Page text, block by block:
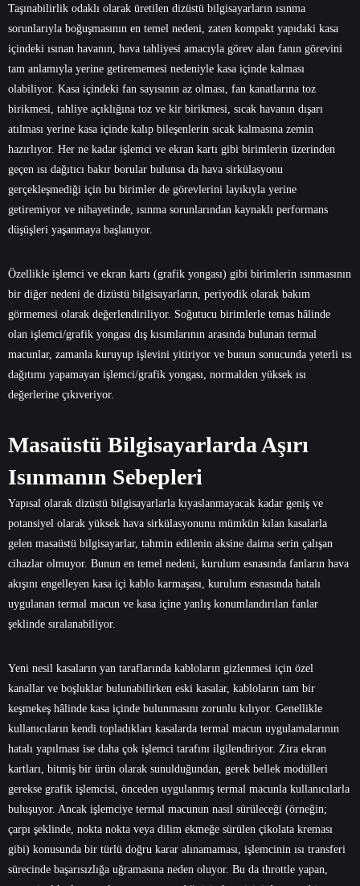
Taşınabilirlik odaklı olarak üretilen dizüstü bilgisayarların ısınma
sorunlarıyla boğuşmasının en temel nedeni, zaten kompakt yapıdaki kasa
içindeki ısınan havanın, hava tahliyesi amacıyla görev alan fanın görevini
tam anlamıyla yerine getirememesi nedeniyle kasa içinde kalması
olabiliyor. Kasa içindeki fan sayısının az olması, fan kanatlarına toz
birikmesi, tahliye açıklığına toz ve kir birikmesi, sıcak havanın dışarı
atılması yerine kasa içinde kalıp bileşenlerin sıcak kalmasına zemin
hazırlıyor. Her ne kadar işlemci ve ekran kartı gibi birimlerin üzerinden
geçen ısı dağıtıcı bakır borular bulunsa da hava sirkülasyonu
gerçekleşmediği için bu birimler de görevlerini layıkıyla yerine
getiremiyor ve nihayetinde, ısınma sorunlarından kaynaklı performans
düşüşleri yaşanmaya başlanıyor.
Özellikle işlemci ve ekran kartı (grafik yongası) gibi birimlerin ısınmasının
bir diğer nedeni de dizüstü bilgisayarların, periyodik olarak bakım
görmemesi olarak değerlendiriliyor. Soğutucu birimlerle temas hâlinde
olan işlemci/grafik yongası dış kısımlarının arasında bulunan termal
macunlar, zamanla kuruyup işlevini yitiriyor ve bunun sonucunda yeterli ısı
dağıtımı yapamayan işlemci/grafik yongası, normalden yüksek ısı
değerlerine çıkıveriyor.
Masaüstü Bilgisayarlarda Aşırı
Isınmanın Sebepleri
Yapısal olarak dizüstü bilgisayarlarla kıyaslanmayacak kadar geniş ve
potansiyel olarak yüksek hava sirkülasyonunu mümkün kılan kasalarla
gelen masaüstü bilgisayarlar, tahmin edilenin aksine daima serin çalışan
cihazlar olmuyor. Bunun en temel nedeni, kurulum esnasında fanların hava
akışını engelleyen kasa içi kablo karmaşası, kurulum esnasında hatalı
uygulanan termal macun ve kasa içine yanlış konumlandırılan fanlar
şeklinde sıralanabiliyor.
Yeni nesil kasaların yan taraflarında kabloların gizlenmesi için özel
kanallar ve boşluklar bulunabilirken eski kasalar, kabloların tam bir
keşmekeş hâlinde kasa içinde bulunmasını zorunlu kılıyor. Genellikle
kullanıcıların kendi topladıkları kasalarda termal macun uygulamalarının
hatalı yapılması ise daha çok işlemci tarafını ilgilendiriyor. Zira ekran
kartları, bitmiş bir ürün olarak sunulduğundan, gerek bellek modülleri
gerekse grafik işlemcisi, önceden uygulanmış termal macunla kullanıcılarla
buluşuyor. Ancak işlemciye termal macunun nasıl sürüleceği (örneğin;
çarpı şeklinde, nokta nokta veya dilim ekmeğe sürülen çikolata kreması
gibi) konusunda bir türlü doğru karar alınamaması, işlemcinin ısı transferi
sürecinde başarısızlığa uğramasına neden oluyor. Bu da throttle yapan,